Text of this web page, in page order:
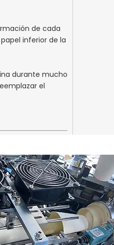
de cada
inferior de la
durante mucho
el